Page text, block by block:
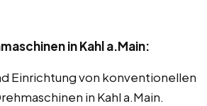
in Kahl a.Main:
Einrichtung von konventionellen
in Kahl a.Main.